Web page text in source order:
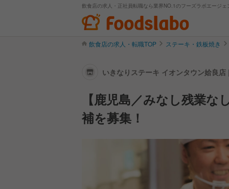
飲食店の求人・正社員転職なら業界NO.1のフーズラボエージェ
飲食店の求人・転職TOP ステーキ・鉄板焼き
いきなりステーキ イオンタウン姶良
【鹿児島／みなし残業
補を募集！